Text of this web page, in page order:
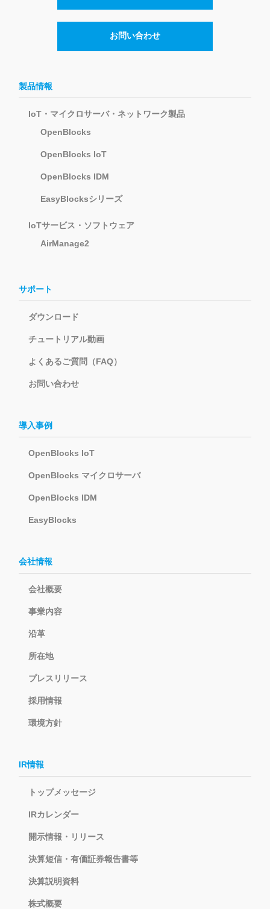
お問い合わせ
製品情報
IoT・マイクロサーバ・ネットワーク製品
OpenBlocks
OpenBlocks IoT
OpenBlocks IDM
EasyBlocksシリーズ
IoTサービス・ソフトウェア
AirManage2
サポート
ダウンロード
チュートリアル動画
よくあるご質問（FAQ）
お問い合わせ
導入事例
OpenBlocks IoT
OpenBlocks マイクロサーバ
OpenBlocks IDM
EasyBlocks
会社情報
会社概要
事業内容
沿革
所在地
プレスリリース
採用情報
環境方針
IR情報
トップメッセージ
IRカレンダー
開示情報・リリース
決算短信・有価証券報告書等
決算説明資料
株式概要